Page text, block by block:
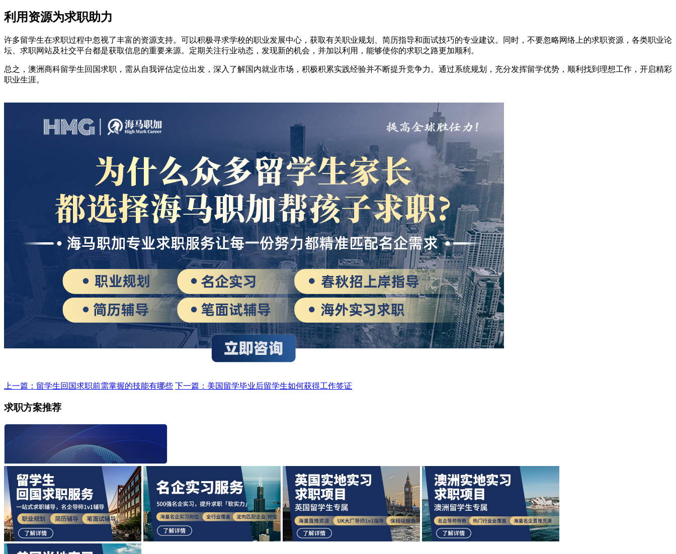
利用资源为求职助力
许多留学生在求职过程中忽视了丰富的资源支持。可以积极寻求学校的职业发展中心，获取有关职业规划、简历指导和面试技巧的专业建议。同时，不要忽略网络上的求职资源，各类职业论
坛、求职网站及社交平台都是获取信息的重要来源。定期关注行业动态，发现新的机会，并加以利用，能够使你的求职之路更加顺利。
总之，澳洲商科留学生回国求职，需从自我评估定位出发，深入了解国内就业市场，积极积累实践经验并不断提升竞争力。通过系统规划，充分发挥留学优势，顺利找到理想工作，开启精彩
职业生涯。
上一篇：留学生回国求职前需掌握的技能有哪些 下一篇：美国留学毕业后留学生如何获得工作签证
求职方案推荐